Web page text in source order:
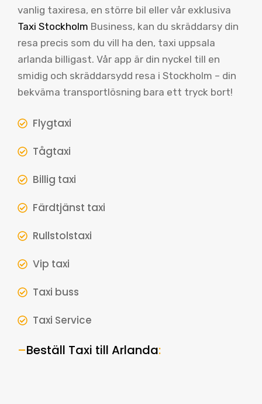
vanlig taxiresa, en större bil eller vår exklusiva
Taxi Stockholm Business, kan du skräddarsy din
resa precis som du vill ha den, taxi uppsala
arlanda billigast. Vår app är din nyckel till en
smidig och skräddarsydd resa i Stockholm – din
bekväma transportlösning bara ett tryck bort!
Flygtaxi
Tågtaxi
Billig taxi
Färdtjänst taxi
Rullstolstaxi
Vip taxi
Taxi buss
Taxi Service
–Beställ Taxi till Arlanda: